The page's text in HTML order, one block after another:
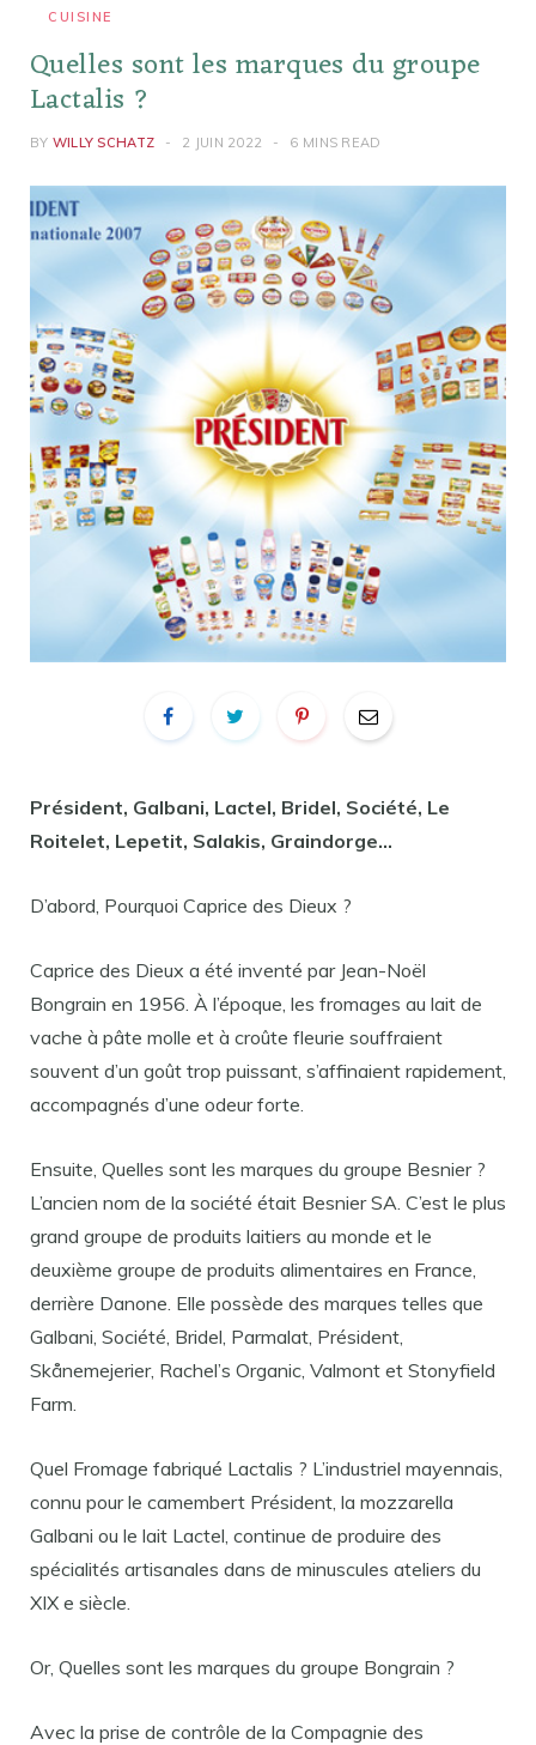
CUISINE
Quelles sont les marques du groupe
Lactalis ?
BY WILLY SCHATZ 2 JUIN 2022 6 MINS READ
Président, Galbani, Lactel, Bridel, Société, Le
Roitelet, Lepetit, Salakis, Graindorge…
D’abord, Pourquoi Caprice des Dieux ?
Caprice des Dieux a été inventé par Jean-Noël
Bongrain en 1956. À l’époque, les fromages au lait de
vache à pâte molle et à croûte fleurie souffraient
souvent d’un goût trop puissant, s’affinaient rapidement,
accompagnés d’une odeur forte.
Ensuite, Quelles sont les marques du groupe Besnier ?
L’ancien nom de la société était Besnier SA. C’est le plus
grand groupe de produits laitiers au monde et le
deuxième groupe de produits alimentaires en France,
derrière Danone. Elle possède des marques telles que
Galbani, Société, Bridel, Parmalat, Président,
Skånemejerier, Rachel’s Organic, Valmont et Stonyfield
Farm.
Quel Fromage fabriqué Lactalis ? L’industriel mayennais,
connu pour le camembert Président, la mozzarella
Galbani ou le lait Lactel, continue de produire des
spécialités artisanales dans de minuscules ateliers du
XIX e siècle.
Or, Quelles sont les marques du groupe Bongrain ?
Avec la prise de contrôle de la Compagnie des